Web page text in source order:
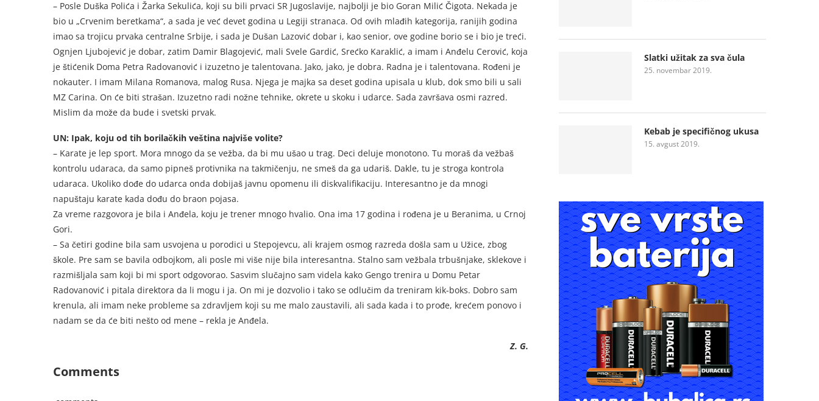
– Posle Duška Polića i Žarka Sekulića, koji su bili prvaci SR Jugoslavije, najbolji je bio Goran Milić Čigota. Nekada je
bio u „Crvenim beretkama“, a sada je već devet godina u Legiji stranaca. Od ovih mlađih kategorija, ranijih godina
imao sa trojicu prvaka centralne Srbije, i sada je Dušan Lazović dobar i, kao senior, ove godine borio se i bio je treći.
Ognjen Ljubojević je dobar, zatim Damir Blagojević, mali Svele Gardić, Srećko Karaklić, a imam i Anđelu Cerović, koja
je štićenik Doma Petra Radovanović i izuzetno je talentovana. Jako, jako, je dobra. Radna je i talentovana. Rođeni je
nokauter. I imam Milana Romanova, malog Rusa. Njega je majka sa deset godina upisala u klub, dok smo bili u sali
MZ Carina. On će biti strašan. Izuzetno radi nožne tehnike, okrete u skoku i udarce. Sada završava osmi razred.
Mislim da može da bude i svetski prvak.
UN: Ipak, koju od tih borilačkih veština najviše volite?
– Karate je lep sport. Mora mnogo da se vežba, da bi mu ušao u trag. Deci deluje monotono. Tu moraš da vežbaš
kontrolu udaraca, da samo pipneš protivnika na takmičenju, ne smeš da ga udariš. Dakle, tu je stroga kontrola
udaraca. Ukoliko dođe do udarca onda dobijaš javnu opomenu ili diskvalifikaciju. Interesantno je da mnogi
napuštaju karate kada dođu do braon pojasa.
Za vreme razgovora je bila i Anđela, koju je trener mnogo hvalio. Ona ima 17 godina i rođena je u Beranima, u Crnoj
Gori.
– Sa četiri godine bila sam usvojena u porodici u Stepojevcu, ali krajem osmog razreda došla sam u Užice, zbog
škole. Pre sam se bavila odbojkom, ali posle mi više nije bila interesantna. Stalno sam vežbala trbušnjake, sklekove i
razmišljala sam koji bi mi sport odgovorao. Sasvim slučajno sam videla kako Gengo trenira u Domu Petar
Radovanović i pitala direktora da li mogu i ja. On mi je dozvolio i tako se odlučim da treniram kik-boks. Dobro sam
krenula, ali imam neke probleme sa zdravljem koji su me malo zaustavili, ali sada kada i to prođe, krećem ponovo i
nadam se da će biti nešto od mene – rekla je Anđela.
Z. G.
Comments
Slatki užitak za sva čula
25. novembar 2019.
Kebab je specifičnog ukusa
15. avgust 2019.